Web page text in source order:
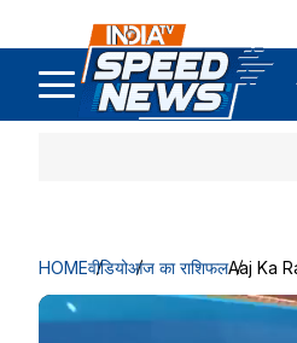
HOMEवीडियोआज का राशिफलAaj Ka